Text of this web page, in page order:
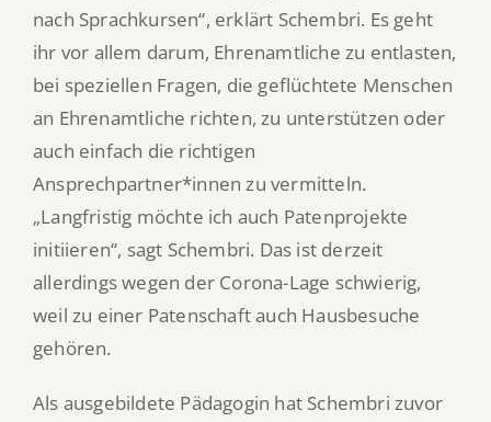
nach Sprachkursen“, erklärt Schembri. Es geht
ihr vor allem darum, Ehrenamtliche zu entlasten,
bei speziellen Fragen, die geflüchtete Menschen
an Ehrenamtliche richten, zu unterstützen oder
auch einfach die richtigen
Ansprechpartner*innen zu vermitteln.
„Langfristig möchte ich auch Patenprojekte
initiieren“, sagt Schembri. Das ist derzeit
allerdings wegen der Corona-Lage schwierig,
weil zu einer Patenschaft auch Hausbesuche
gehören.
Als ausgebildete Pädagogin hat Schembri zuvor